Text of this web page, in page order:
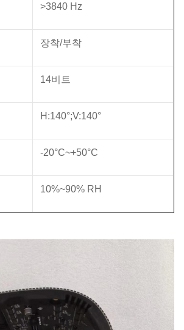
>3840 Hz
장착/부착
14비트
H:140°;V:140°
-20°C~+50°C
10%~90% RH